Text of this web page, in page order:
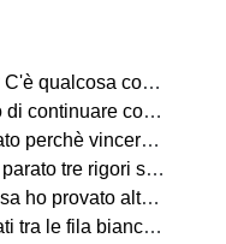
altro anche in entrata"
saranno un fattore"
ci sono tante aspettative"
pronti per la stagione"
Mercato? La società sa"
le fila biancoverdi